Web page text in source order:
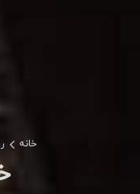
خانه